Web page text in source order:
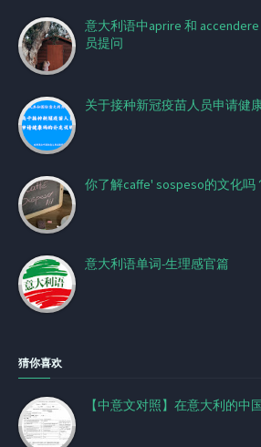
意大利语中aprire 和
员提问
关于接种新冠疫苗人员申请健
你了解caffe' sospeso的文化吗
意大利语单词-生理感官篇
猜你喜欢
【中意文对照】在意大利的中